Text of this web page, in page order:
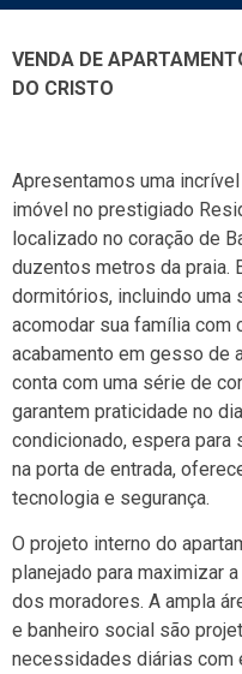
VENDA DE
DO CRISTO
Apresentamos uma
imóvel no prestigiado
localizado no coração de
duzentos metros da praia.
dormitórios, incluindo uma
acomodar sua família com
acabamento em gesso de
conta com uma série de
garantem praticidade no
condicionado, espera para
na porta de entrada,
tecnologia e segurança.
O projeto interno do
planejado para maximizar
dos moradores. A ampla
e banheiro social são
necessidades diárias com